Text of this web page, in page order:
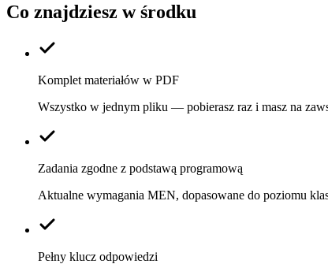
Co znajdziesz w środku
Komplet materiałów w PDF
Wszystko w jednym pliku — pobierasz raz i masz na
Zadania zgodne z podstawą programową
Aktualne wymagania MEN, dopasowane do poziomu
Pełny klucz odpowiedzi